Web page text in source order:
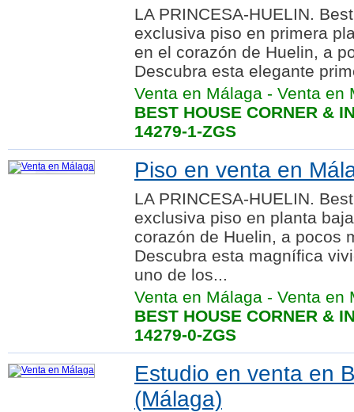
LA PRINCESA-HUELIN.
exclusiva piso en primera
en el corazón de Huelin, a
Descubra esta elegante
Venta en Málaga - Venta en
BEST HOUSE CORNER &
14279-1-ZGS
Piso en venta en
LA PRINCESA-HUELIN.
exclusiva piso en planta
corazón de Huelin, a pocos
Descubra esta magnífica
uno de los...
Venta en Málaga - Venta en
BEST HOUSE CORNER &
14279-0-ZGS
Estudio en venta en
(Málaga)